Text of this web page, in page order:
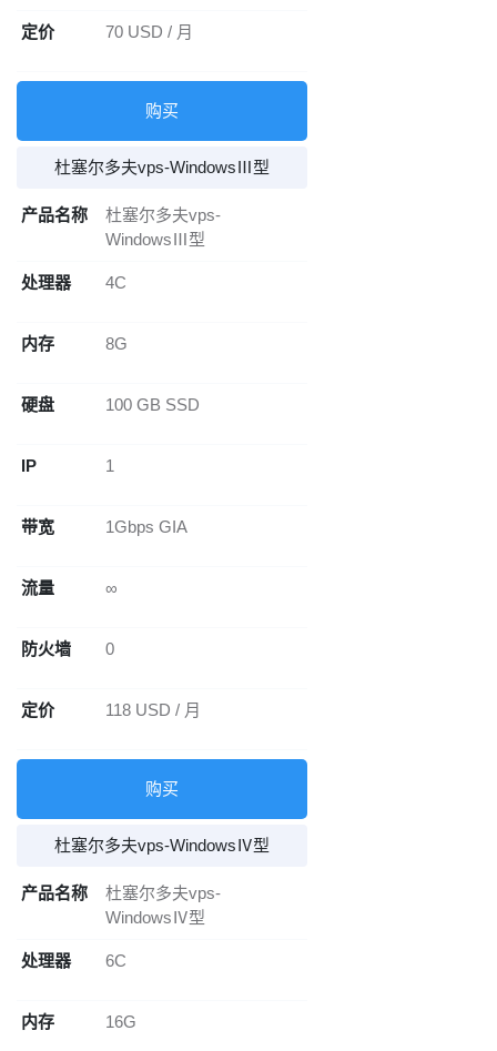
定价 70 USD / 月
购买
杜塞尔多夫vps-WindowsⅢ型
产品名称
杜塞尔多夫vps-
WindowsⅢ型
处理器 4C
内存 8G
硬盘 100 GB SSD
IP 1
带宽 1Gbps GIA
流量 ∞
防火墙 0
定价 118 USD / 月
购买
杜塞尔多夫vps-WindowsⅣ型
产品名称
杜塞尔多夫vps-
WindowsⅣ型
处理器 6C
内存 16G